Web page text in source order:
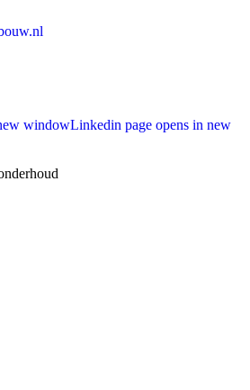
windowLinkedin page opens in new